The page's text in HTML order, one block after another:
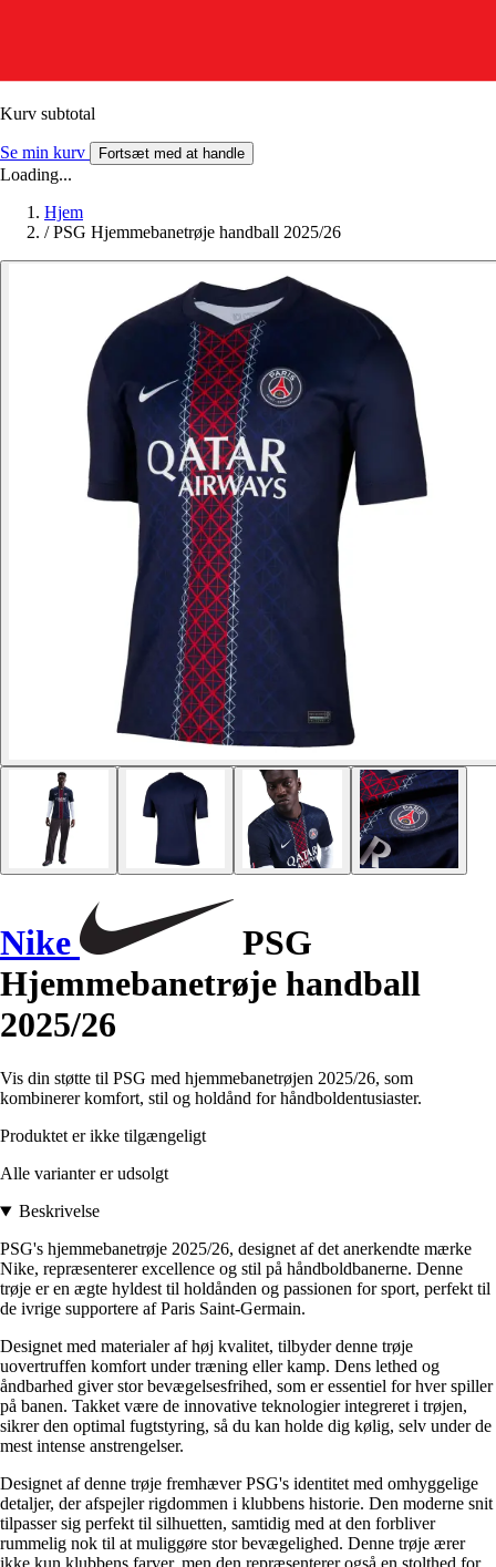
Kurv subtotal
Se min kurv Fortsæt med at handle
Loading...
Hjem
/ PSG Hjemmebanetrøje handball 2025/26
Nike
PSG
Hjemmebanetrøje handball
2025/26
Vis din støtte til PSG med hjemmebanetrøjen 2025/26, som
kombinerer komfort, stil og holdånd for håndboldentusiaster.
Produktet er ikke tilgængeligt
Alle varianter er udsolgt
Beskrivelse
PSG's hjemmebanetrøje 2025/26, designet af det anerkendte mærke
Nike, repræsenterer excellence og stil på håndboldbanerne. Denne
trøje er en ægte hyldest til holdånden og passionen for sport, perfekt til
de ivrige supportere af Paris Saint-Germain.
Designet med materialer af høj kvalitet, tilbyder denne trøje
uovertruffen komfort under træning eller kamp. Dens lethed og
åndbarhed giver stor bevægelsesfrihed, som er essentiel for hver spiller
på banen. Takket være de innovative teknologier integreret i trøjen,
sikrer den optimal fugtstyring, så du kan holde dig kølig, selv under de
mest intense anstrengelser.
Designet af denne trøje fremhæver PSG's identitet med omhyggelige
detaljer, der afspejler rigdommen i klubbens historie. Den moderne snit
tilpasser sig perfekt til silhuetten, samtidig med at den forbliver
rummelig nok til at muliggøre stor bevægelighed. Denne trøje ærer